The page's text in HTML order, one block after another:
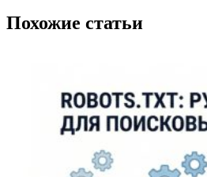
Похожие статьи